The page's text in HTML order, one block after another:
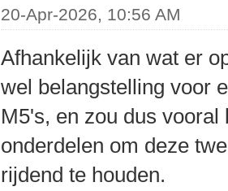
20-Apr-2026, 10:56 AM
Afhankelijk van wat er
wel belangstelling voor
M5's, en zou dus
onderdelen om deze
rijdend te houden.